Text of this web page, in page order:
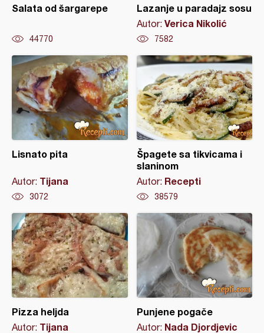
Salata od šargarepe
44770
Lazanje u paradajz sosu
Autor: Verica Nikolić
7582
Lisnato pita
Autor: Tijana
3072
Špagete sa tikvicama i
slaninom
Autor: Recepti
38579
Pizza heljda
Autor: Tijana
Punjene pogače
Autor: Nada Djordjevic